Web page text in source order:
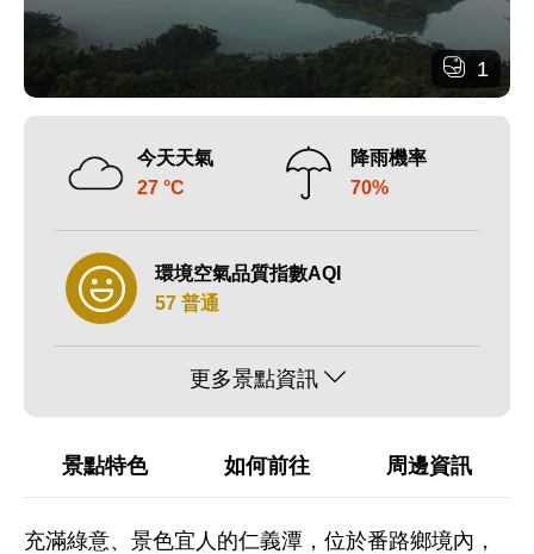
1
今天天氣
27 °C
降雨機率
70%
環境空氣品質指數AQI
57 普通
更多景點資訊
景點特色 如何前往 周邊資訊
充滿綠意、景色宜人的仁義潭，位於番路鄉境內，